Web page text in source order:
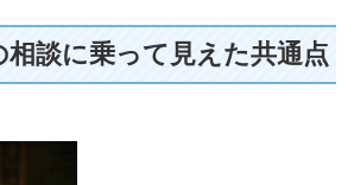
談に乗って見えた共通点